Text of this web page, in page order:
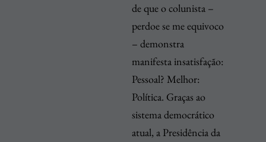
de que o colunista –
perdoe se me equivoco
– demonstra
manifesta insatisfação:
Pessoal? Melhor:
Política. Graças ao
sistema democrático
atual, a Presidência da